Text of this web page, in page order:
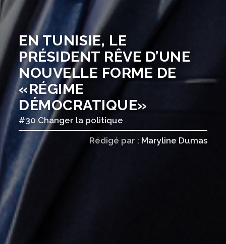
EN TUNISIE, LE
PRÉSIDENT RÊVE D’UNE
NOUVELLE FORME DE
«RÉGIME
DÉMOCRATIQUE»
#30 Changer la politique
Rédigé par : Maryline Dumas